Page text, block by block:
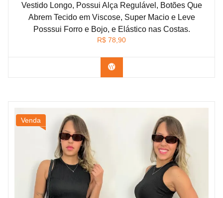
Vestido Longo, Possui Alça Regulável, Botões Que
Abrem Tecido em Viscose, Super Macio e Leve
Posssui Forro e Bojo, e Elástico nas Costas.
R$ 78,90
Confira na Shopee
Venda